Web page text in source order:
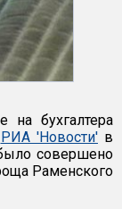
на бухгалтера
РИА 'Новости'в
совершено
Раменского